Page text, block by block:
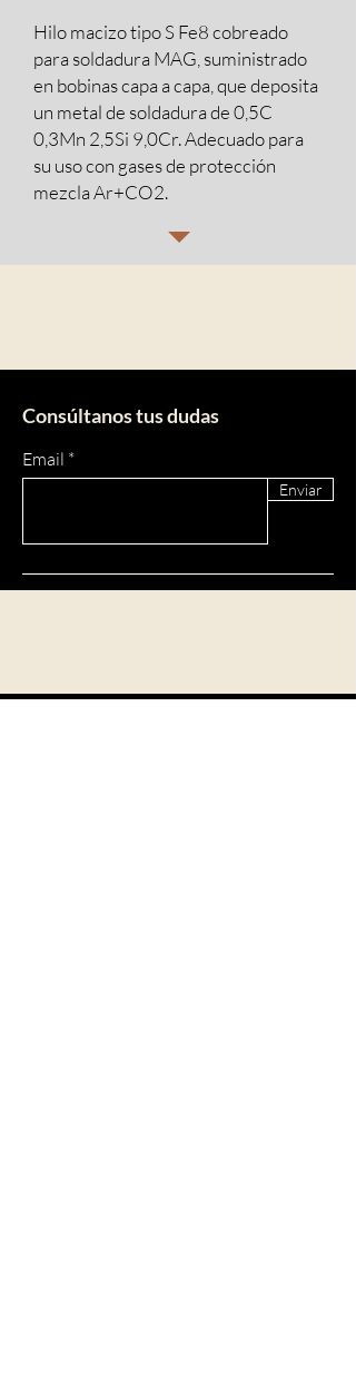
Hilo macizo tipo S Fe8 cobreado
para soldadura MAG, suministrado
en bobinas capa a capa, que deposita
un metal de soldadura de 0,5C
0,3Mn 2,5Si 9,0Cr. Adecuado para
su uso con gases de protección
mezcla Ar+CO2.
Consúltanos tus dudas
Email
Enviar